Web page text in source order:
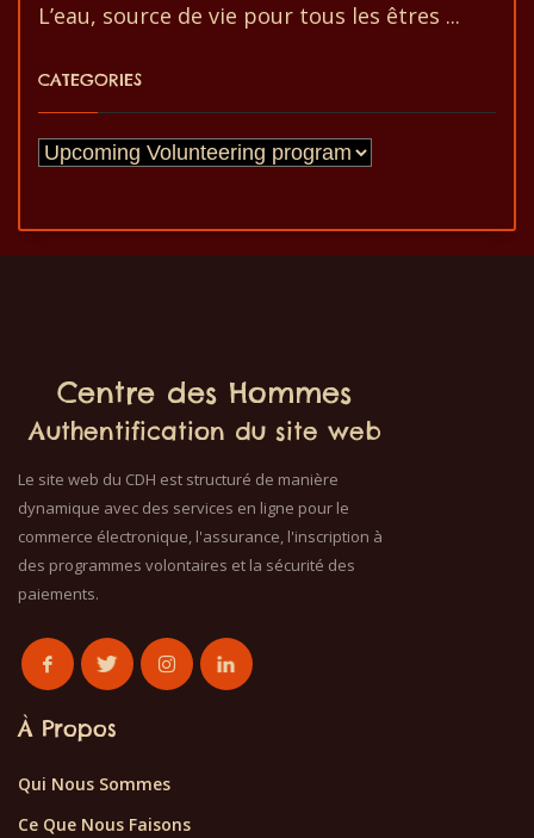
L’eau, source de vie pour tous les êtres ...
CATEGORIES
Centre des Hommes
Authentification du site web
Le site web du CDH est structuré de manière
dynamique avec des services en ligne pour le
commerce électronique, l'assurance, l'inscription à
des programmes volontaires et la sécurité des
paiements.
À Propos
Qui Nous Sommes
Ce Que Nous Faisons